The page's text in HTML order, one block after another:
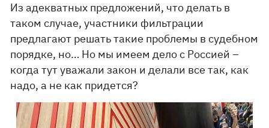
Из адекватных предложений, что делать в
таком случае, участники фильтрации
предлагают решать такие проблемы в судебном
порядке, но… Но мы имеем дело с Россией –
когда тут уважали закон и делали все так, как
надо, а не как придется?